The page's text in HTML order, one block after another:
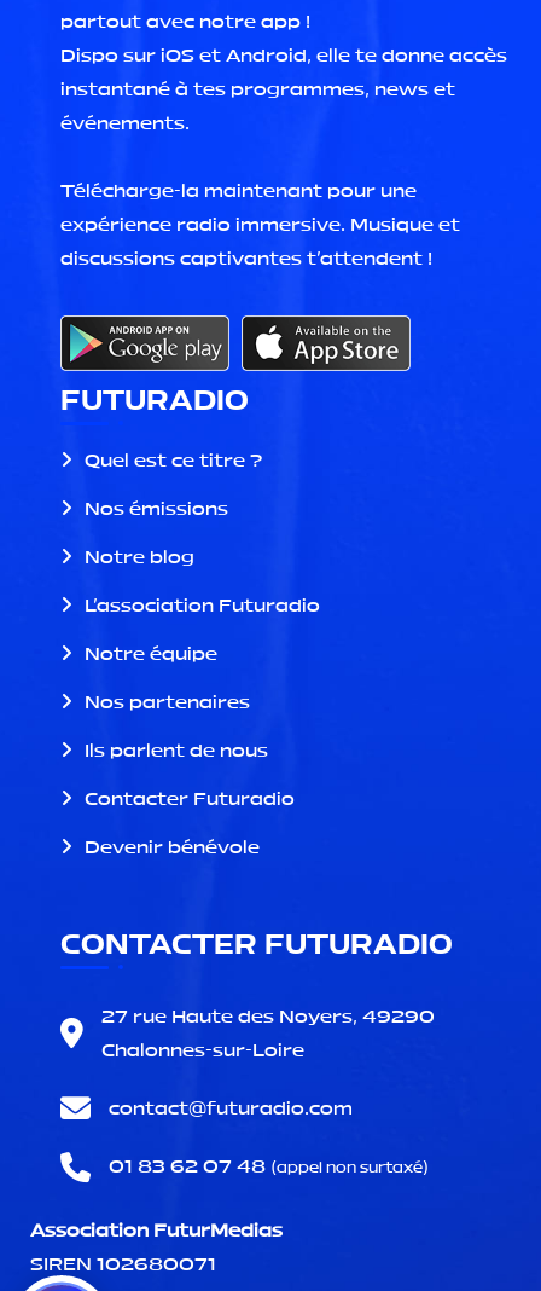
partout avec notre app !
Dispo sur iOS et Android, elle te donne accès
instantané à tes programmes, news et
événements.
Télécharge-la maintenant pour une
expérience radio immersive. Musique et
discussions captivantes t'attendent !
FUTURADIO
Quel est ce titre ?
Nos émissions
Notre blog
L'association Futuradio
Notre équipe
Nos partenaires
Ils parlent de nous
Contacter Futuradio
Devenir bénévole
CONTACTER FUTURADIO
27 rue Haute des Noyers, 49290
Chalonnes-sur-Loire
contact@futuradio.com
01 83 62 07 48 (appel non surtaxé)
Association FuturMedias
SIREN 102680071